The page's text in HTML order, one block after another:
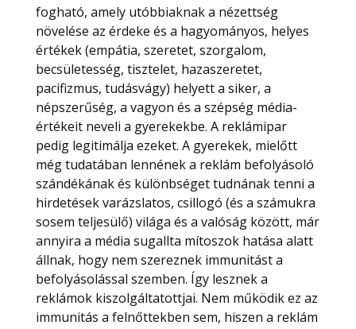
fogható, amely utóbbiaknak a nézettség
növelése az érdeke és a hagyományos, helyes
értékek (empátia, szeretet, szorgalom,
becsületesség, tisztelet, hazaszeretet,
pacifizmus, tudásvágy) helyett a siker, a
népszerűség, a vagyon és a szépség média-
értékeit neveli a gyerekekbe. A reklámipar
pedig legitimálja ezeket. A gyerekek, mielőtt
még tudatában lennének a reklám befolyásoló
szándékának és különbséget tudnának tenni a
hirdetések varázslatos, csillogó (és a számukra
sosem teljesülő) világa és a valóság között, már
annyira a média sugallta mítoszok hatása alatt
állnak, hogy nem szereznek immunitást a
befolyásolással szemben. Így lesznek a
reklámok kiszolgáltatottjai. Nem működik ez az
immunitás a felnőttekben sem, hiszen a reklám